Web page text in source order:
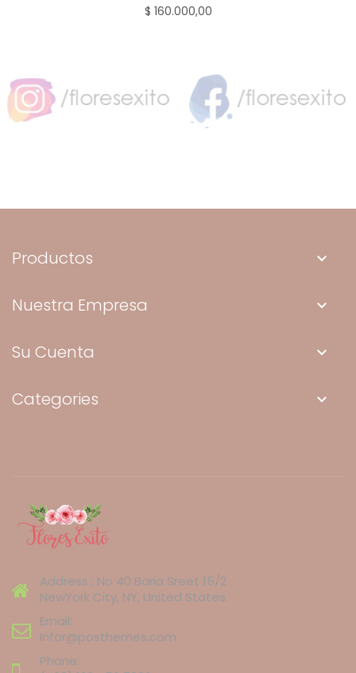
$ 160.000,00
Productos keyboard_arrow_down
Nuestra Empresa keyboard_arrow_down
Su Cuenta keyboard_arrow_down
Categories keyboard_arrow_down
Address : No 40 Baria Sreet 15/2
NewYork City, NY, United States.
Email:
Infor@posthemes.com
Phone: